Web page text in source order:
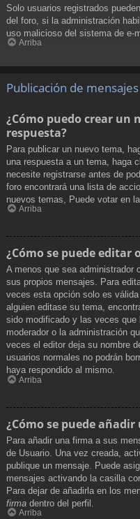
Solo usuarios registrados
del foro, si la administración
uso malicioso del sistema de e-
Arriba
Publicación de mensajes
¿Cómo puedo crear un
respuesta?
Para publicar un nuevo tema,
una respuesta a un tema, haga
necesite registrarse antes de
foro encontrará una lista de
nuevos temas, Puede votar en
Arriba
¿Cómo se puede editar
A menos que sea administrador
sus propios mensajes. Para
veces esta opción solo es
alguien editase su tema,
sido modificado y las veces
moderador o la administración
veces el editor deja su nombre
usuarios normales no podrán
haya respondido al mismo.
Arriba
¿Cómo se puede
Para añadir una firma a sus
de Usuario. Una vez creada,
publique un mensaje. Puede
mensajes activando la casilla
Para dejar de añadirla en los
firma dentro del perfil.
Arriba